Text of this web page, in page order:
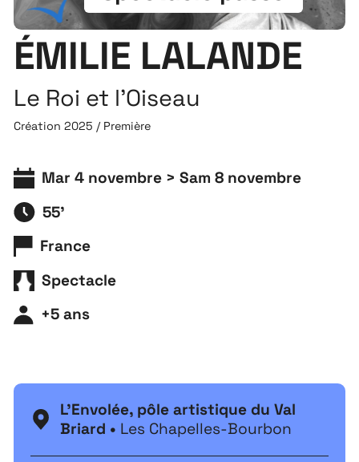
ÉMILIE LALANDE
Le Roi et l'Oiseau
Création 2025 / Première
Mar 4 novembre > Sam 8 novembre
55'
France
Spectacle
+5 ans
L'Envolée, pôle artistique du Val
Briard • Les Chapelles-Bourbon